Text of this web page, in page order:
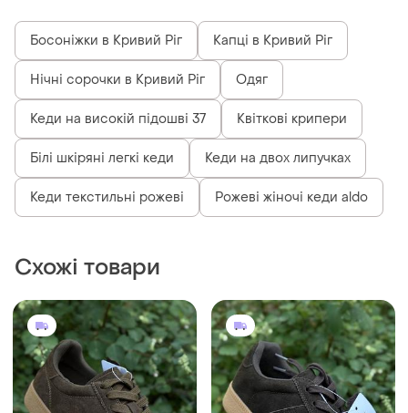
Босоніжки в Кривий Ріг Капці в Кривий Ріг
Нічні сорочки в Кривий Ріг Одяг
Кеди на високій підошві 37 Квіткові крипери
Білі шкіряні легкі кеди Кеди на двох липучках
Кеди текстильні рожеві Рожеві жіночі кеди aldo
Схожі товари